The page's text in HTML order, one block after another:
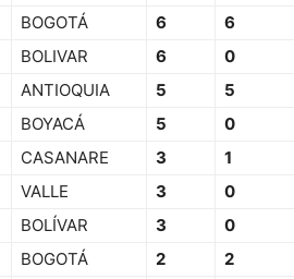
BOGOTÁ 6 6
BOLIVAR 6 0
ANTIOQUIA 5 5
BOYACÁ 5 0
CASANARE 3 1
VALLE 3 0
BOLÍVAR 3 0
BOGOTÁ 2 2